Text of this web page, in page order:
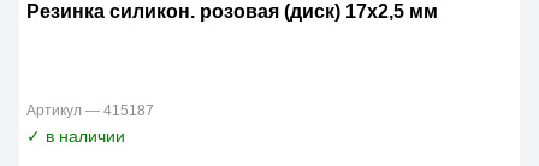
Резинка силикон. розовая (диск) 17х2,5 мм
Артикул — 415187
✓ в наличии